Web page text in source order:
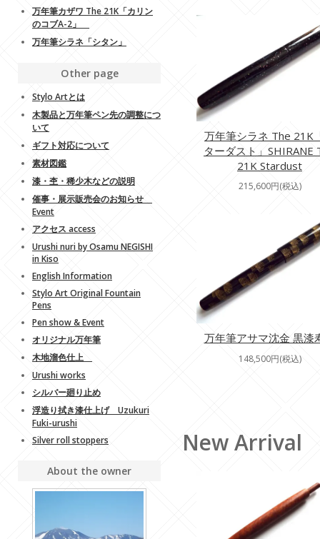
万年筆シラネ The 21K
ターダスト」SHIRANE
21K Stardust
215,600円(税込)
万年筆アサマ沈金 黒漆
148,500円(税込)
New Arrival
万年筆カザワ The 21K「カリン
のコブA-2」
万年筆シラネ「シタン」
Other page
Stylo Artとは
木製品と万年筆ペン先の調整につ
いて
ギフト対応について
素材図鑑
漆・杢・稀少木などの説明
催事・展示販売会のお知らせ
Event
アクセス access
Urushi nuri by Osamu NEGISHI
in Kiso
English Information
Stylo Art Original Fountain
Pens
Pen show & Event
オリジナル万年筆
木地溜色仕上
Urushi works
シルバー廻り止め
浮造り拭き漆仕上げ Uzukuri
Fuki-urushi
Silver roll stoppers
About the owner